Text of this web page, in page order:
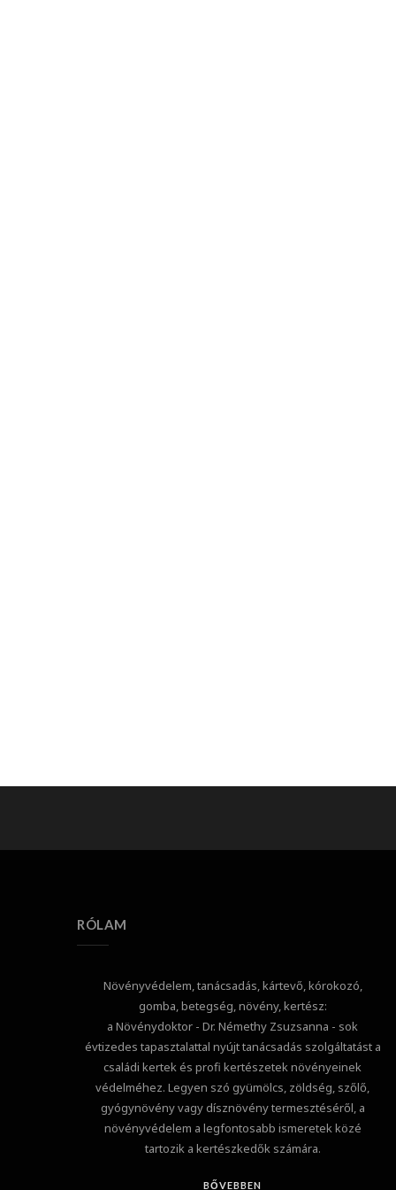
RÓLAM
Növényvédelem, tanácsadás, kártevő, kórokozó,
gomba, betegség, növény, kertész:
a Növénydoktor - Dr. Némethy Zsuzsanna - sok
évtizedes tapasztalattal nyújt tanácsadás szolgáltatást a
családi kertek és profi kertészetek növényeinek
védelméhez. Legyen szó gyümölcs, zöldség, szőlő,
gyógynövény vagy dísznövény termesztéséről, a
növényvédelem a legfontosabb ismeretek közé
tartozik a kertészkedők számára.
BŐVEBBEN